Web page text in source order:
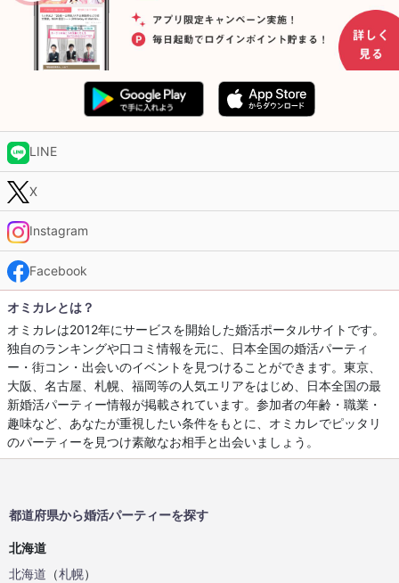
LINE
X
Instagram
Facebook
オミカレとは？
オミカレは2012年にサービスを開始した婚活ポータルサイトです。
独自のランキングや口コミ情報を元に、日本全国の婚活パーティ
ー・街コン・出会いのイベントを見つけることができます。東京、
大阪、名古屋、札幌、福岡等の人気エリアをはじめ、日本全国の最
新婚活パーティー情報が掲載されています。参加者の年齢・職業・
趣味など、あなたが重視したい条件をもとに、オミカレでピッタリ
のパーティーを見つけ素敵なお相手と出会いましょう。
都道府県から婚活パーティーを探す
北海道
北海道 （札幌）